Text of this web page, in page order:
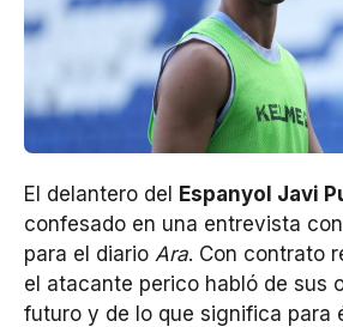
El delantero del Espanyol Javi
confesado en una entrevista
para el diario Ara. Con contrato
el atacante perico habló de sus
futuro y de lo que significa para